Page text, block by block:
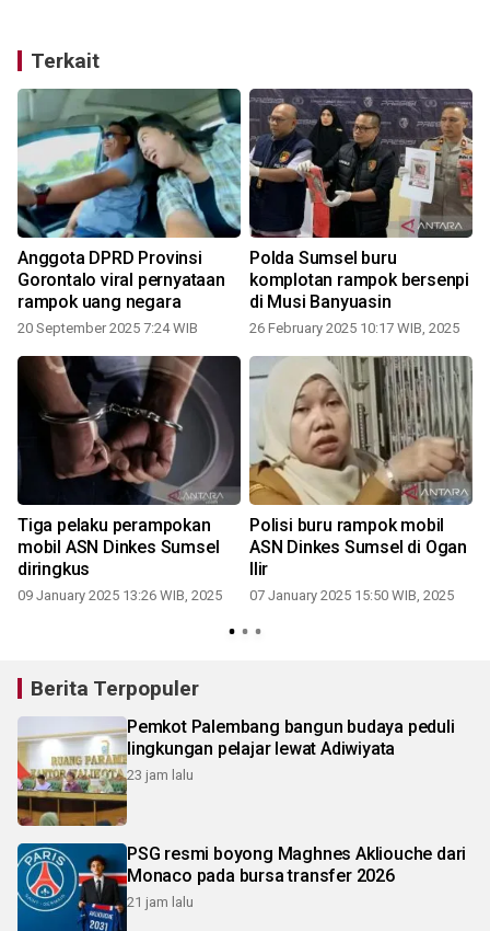
Terkait
Anggota DPRD Provinsi
Gorontalo viral pernyataan
rampok uang negara
20 September 2025 7:24 WIB
Polda Sumsel buru
komplotan rampok bersenpi
di Musi Banyuasin
26 February 2025 10:17 WIB, 2025
Tiga pelaku perampokan
mobil ASN Dinkes Sumsel
diringkus
09 January 2025 13:26 WIB, 2025
Polisi buru rampok mobil
ASN Dinkes Sumsel di Ogan
Ilir
07 January 2025 15:50 WIB, 2025
Berita Terpopuler
Pemkot Palembang bangun budaya peduli
lingkungan pelajar lewat Adiwiyata
23 jam lalu
PSG resmi boyong Maghnes Akliouche dari
Monaco pada bursa transfer 2026
21 jam lalu